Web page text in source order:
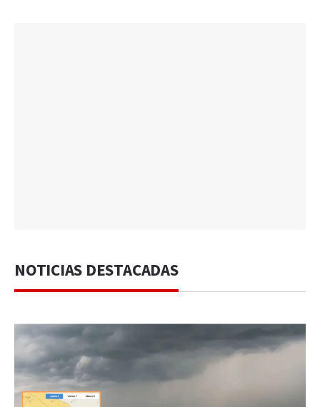
NOTICIAS DESTACADAS